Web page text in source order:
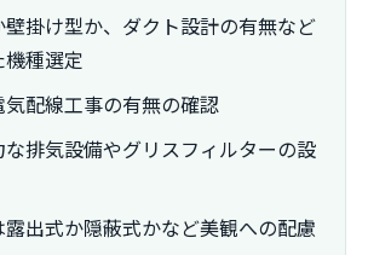
掛け型か、ダクト設計の有無など
種選定
配線工事の有無の確認
排気設備やグリスフィルターの設
出式か隠蔽式かなど美観への配慮